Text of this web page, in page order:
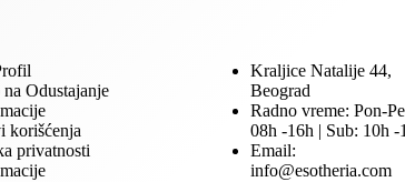
na Odustajanje
korišćenja
privatnosti
Kraljice Natalije 44,
Beograd
Radno vreme: Pon-
08h -16h | Sub: 10h -
Email:
info@esotheria.com